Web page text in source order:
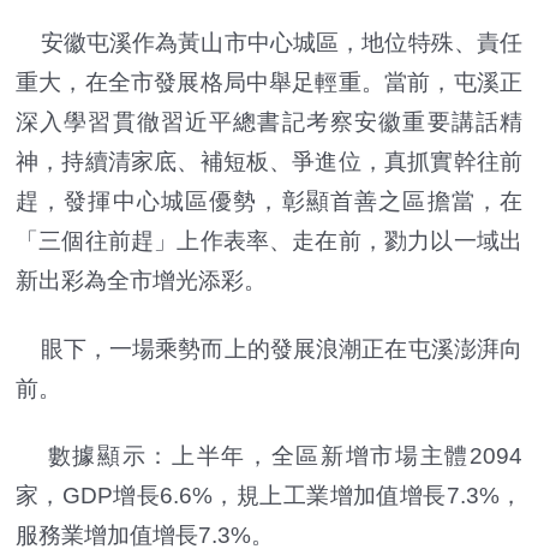
安徽屯溪作為黃山市中心城區，地位特殊、責任
重大，在全市發展格局中舉足輕重。當前，屯溪正
深入學習貫徹習近平總書記考察安徽重要講話精
神，持續清家底、補短板、爭進位，真抓實幹往前
趕，發揮中心城區優勢，彰顯首善之區擔當，在
「三個往前趕」上作表率、走在前，勠力以一域出
新出彩為全市增光添彩。
眼下，一場乘勢而上的發展浪潮正在屯溪澎湃向
前。
數據顯示：上半年，全區新增市場主體2094
家，GDP增長6.6%，規上工業增加值增長7.3%，
服務業增加值增長7.3%。